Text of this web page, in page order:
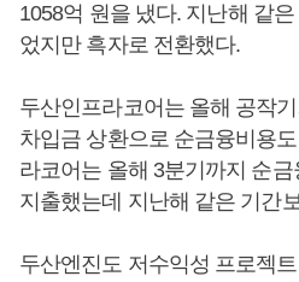
1058억 원을 냈다. 지난해 같
었지만 흑자로 전환했다.
두산인프라코어는 올해 공작
차입금 상환으로 순금융비용
라코어는 올해 3분기까지 순
지출했는데 지난해 같은 기간
두산엔진도 저수익성 프로젝